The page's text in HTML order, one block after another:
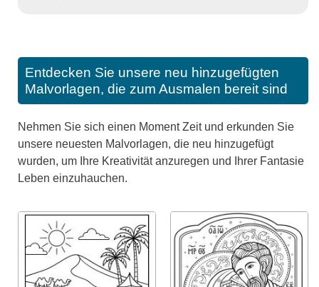
Entdecken Sie unsere neu hinzugefügten
Malvorlagen, die zum Ausmalen bereit sind
Nehmen Sie sich einen Moment Zeit und erkunden Sie
unsere neuesten Malvorlagen, die neu hinzugefügt
wurden, um Ihre Kreativität anzuregen und Ihrer Fantasie
Leben einzuhauchen.